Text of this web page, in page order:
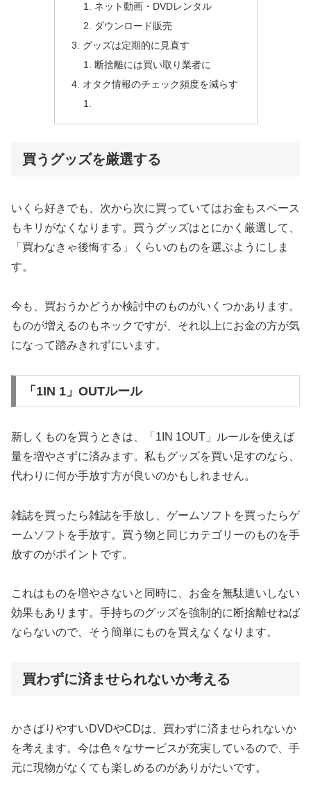
ネット動画・DVDレンタル
ダウンロード販売
グッズは定期的に見直す
断捨離には買い取り業者に
オタク情報のチェック頻度を減らす
買うグッズを厳選する
いくら好きでも、次から次に買っていてはお金もスペース
もキリがなくなります。買うグッズはとにかく厳選して、
「買わなきゃ後悔する」くらいのものを選ぶようにしま
す。
今も、買おうかどうか検討中のものがいくつかあります。
ものが増えるのもネックですが、それ以上にお金の方が気
になって踏みきれずにいます。
「1IN 1」OUTルール
新しくものを買うときは、「1IN 1OUT」ルールを使えば
量を増やさずに済みます。私もグッズを買い足すのなら、
代わりに何か手放す方が良いのかもしれません。
雑誌を買ったら雑誌を手放し、ゲームソフトを買ったらゲ
ームソフトを手放す。買う物と同じカテゴリーのものを手
放すのがポイントです。
これはものを増やさないと同時に、お金を無駄遣いしない
効果もあります。手持ちのグッズを強制的に断捨離せねば
ならないので、そう簡単にものを買えなくなります。
買わずに済ませられないか考える
かさばりやすいDVDやCDは、買わずに済ませられないか
を考えます。今は色々なサービスが充実しているので、手
元に現物がなくても楽しめるのがありがたいです。